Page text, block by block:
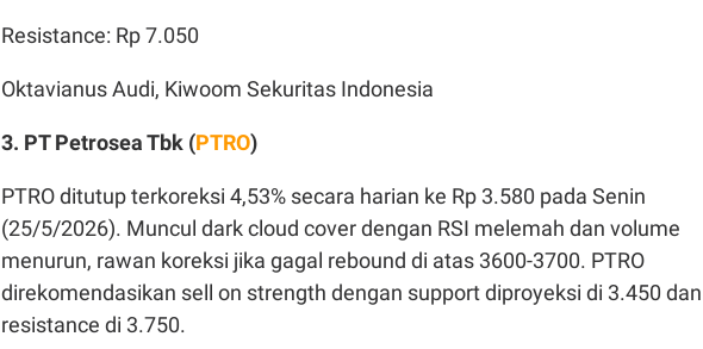
Resistance: Rp 7.050
Oktavianus Audi, Kiwoom Sekuritas Indonesia
3. PT Petrosea Tbk (PTRO)
PTRO ditutup terkoreksi 4,53% secara harian ke Rp 3.580 pada Senin
(25/5/2026). Muncul dark cloud cover dengan RSI melemah dan volume
menurun, rawan koreksi jika gagal rebound di atas 3600-3700. PTRO
direkomendasikan sell on strength dengan support diproyeksi di 3.450 dan
resistance di 3.750.